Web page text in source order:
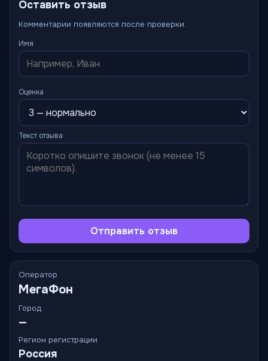
Оставить отзыв
Комментарии появляются после проверки.
Имя
Оценка
Текст отзыва
Отправить отзыв
Оператор
МегаФон
Город
—
Регион регистрации
Россия